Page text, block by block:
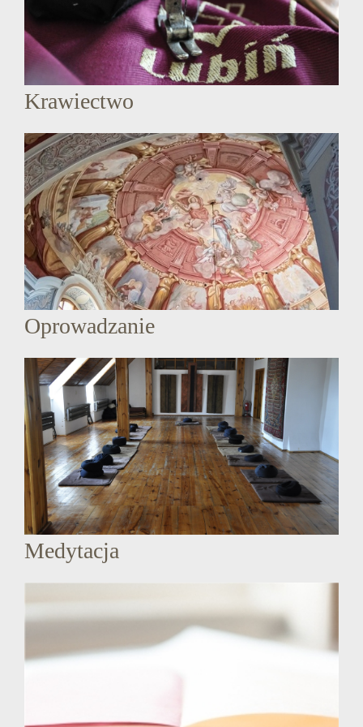
Krawiectwo
Oprowadzanie
Medytacja